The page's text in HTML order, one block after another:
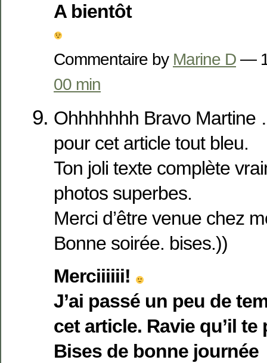
A bientôt
Commentaire by Marine D —
00 min
Ohhhhhhh Bravo
pour cet article tout bleu.
Ton joli texte complète
photos superbes.
Merci d’être venue chez
Bonne soirée. bises.))
Merciiiiii!
J’ai passé un peu de
cet article. Ravie qu’il te
Bises de bonne journée